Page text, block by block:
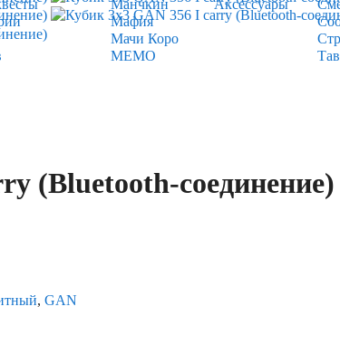
Аксессуары
Манчкин
Мафия
Мачи Коро
МЕМО
(Bluetooth-соединение)
, GAN